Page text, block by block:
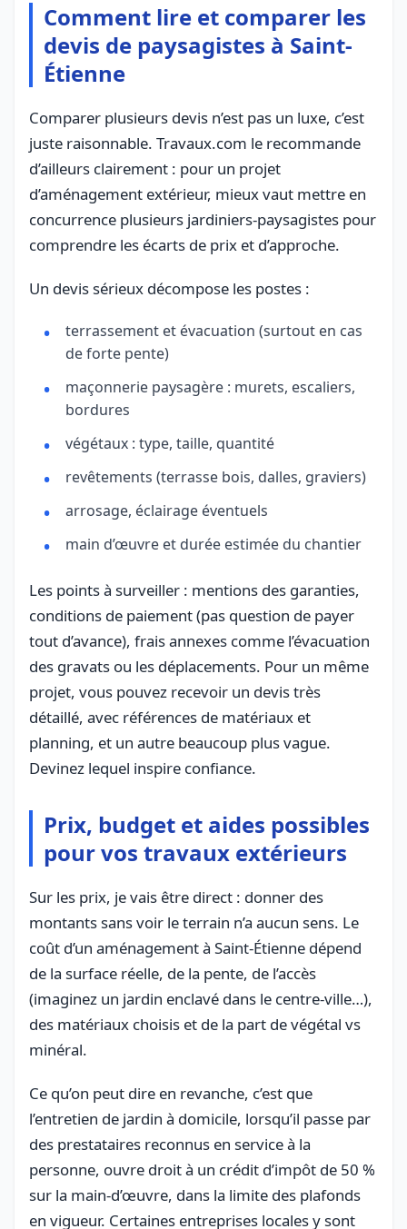
Comment lire et comparer les
devis de paysagistes à Saint-
Étienne
Comparer plusieurs devis n’est pas un luxe, c’est
juste raisonnable. Travaux.com le recommande
d’ailleurs clairement : pour un projet
d’aménagement extérieur, mieux vaut mettre en
concurrence plusieurs jardiniers-paysagistes pour
comprendre les écarts de prix et d’approche.
Un devis sérieux décompose les postes :
terrassement et évacuation (surtout en cas
de forte pente)
maçonnerie paysagère : murets, escaliers,
bordures
végétaux : type, taille, quantité
revêtements (terrasse bois, dalles, graviers)
arrosage, éclairage éventuels
main d’œuvre et durée estimée du chantier
Les points à surveiller : mentions des garanties,
conditions de paiement (pas question de payer
tout d’avance), frais annexes comme l’évacuation
des gravats ou les déplacements. Pour un même
projet, vous pouvez recevoir un devis très
détaillé, avec références de matériaux et
planning, et un autre beaucoup plus vague.
Devinez lequel inspire confiance.
Prix, budget et aides possibles
pour vos travaux extérieurs
Sur les prix, je vais être direct : donner des
montants sans voir le terrain n’a aucun sens. Le
coût d’un aménagement à Saint-Étienne dépend
de la surface réelle, de la pente, de l’accès
(imaginez un jardin enclavé dans le centre-ville…),
des matériaux choisis et de la part de végétal vs
minéral.
Ce qu’on peut dire en revanche, c’est que
l’entretien de jardin à domicile, lorsqu’il passe par
des prestataires reconnus en service à la
personne, ouvre droit à un crédit d’impôt de 50 %
sur la main-d’œuvre, dans la limite des plafonds
en vigueur. Certaines entreprises locales y sont